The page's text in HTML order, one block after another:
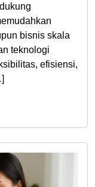
bisnis skala
teknologi
efisiensi,